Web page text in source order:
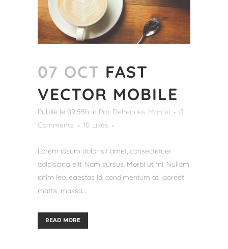
07 OCT FAST
VECTOR MOBILE
Publié le 09:55h in Par Deheurles-Marcel
0
Comments
10 Likes
Lorem ipsum dolor sit amet, consectetuer
adipiscing elit. Nam cursus. Morbi ut mi. Nullam
enim leo, egestas id, condimentum at, laoreet
mattis, massa....
READ MORE